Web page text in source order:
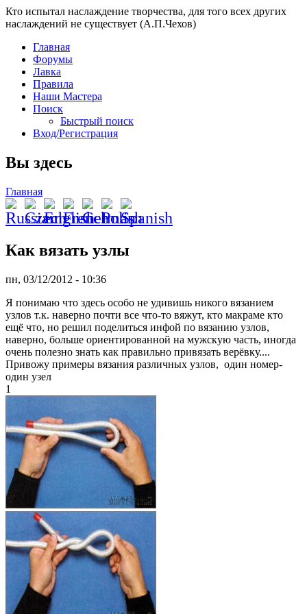
Кто испытал наслаждение творчества, для того всех других
наслаждений не существует (А.П.Чехов)
Главная
Форумы
Лавка
Правила
Наши Мастера
Поиск
Быстрый поиск
Вход/Регистрация
Вы здесь
Главная
Как вязать узлы
пн, 03/12/2012 - 10:36
Я понимаю что здесь особо не удивишь никого вязанием
узлов т.к. наверно почти все что-то вяжут, кто макраме кто
ещё что, но решил поделиться инфой по вязанию узлов,
наверно, больше ориентированной на мужскую часть, иногда
очень полезно знать как правильно привязать верёвку....
Привожу примеры вязания различных узлов, один номер-
один узел
1